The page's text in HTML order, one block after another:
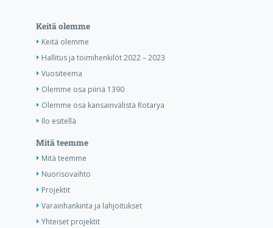
Keitä olemme
Keitä olemme
Hallitus ja toimihenkilöt 2022 – 2023
Vuositeema
Olemme osa piiriä 1390
Olemme osa kansainvälistä Rotarya
Ilo esitellä
Mitä teemme
Mitä teemme
Nuorisovaihto
Projektit
Varainhankinta ja lahjoitukset
Yhteiset projektit